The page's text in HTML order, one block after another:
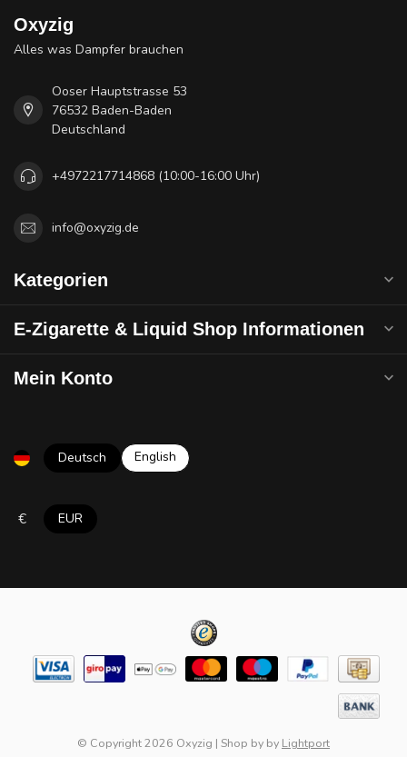
Oxyzig
Alles was Dampfer brauchen
Ooser Hauptstrasse 53
76532 Baden-Baden
Deutschland
+4972217714868 (10:00-16:00 Uhr)
info@oxyzig.de
Kategorien
E-Zigarette & Liquid Shop Informationen
Mein Konto
Deutsch English
€ EUR
© Copyright 2026 Oxyzig | Shop by by Lightport